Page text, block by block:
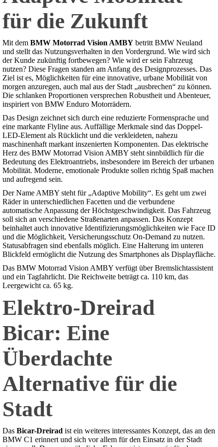
für die Zukunft
Mit dem BMW Motorrad Vision AMBY betritt BMW Neuland
und stellt das Nutzungsverhalten in den Vordergrund. Wie wird sich
der Kunde zukünftig fortbewegen? Wie wird er sein Fahrzeug
nutzen? Diese Fragen standen am Anfang des Designprozesses. Das
Ziel ist es, Möglichkeiten für eine innovative, urbane Mobilität von
morgen anzuregen, auch mal aus der Stadt „ausbrechen“ zu können.
Die schlanken Proportionen versprechen Robustheit und Abenteuer,
inspiriert von BMW Enduro Motorrädern.
Das Design zeichnet sich durch eine reduzierte Formensprache und
eine markante Flyline aus. Auffällige Merkmale sind das Doppel-
LED-Element als Rücklicht und die verkleideten, nahezu
maschinenhaft markant inszenierten Komponenten. Das elektrische
Herz des BMW Motorrad Vision AMBY steht sinnbildlich für die
Bedeutung des Elektroantriebs, insbesondere im Bereich der urbanen
Mobilität. Moderne, emotionale Produkte sollen richtig Spaß machen
und aufregend sein.
Der Name AMBY steht für „Adaptive Mobility“. Es geht um zwei
Räder in unterschiedlichen Facetten und die verbundene
automatische Anpassung der Höchstgeschwindigkeit. Das Fahrzeug
soll sich an verschiedene Straßenarten anpassen. Das Konzept
beinhaltet auch innovative Identifizierungsmöglichkeiten wie Face ID
und die Möglichkeit, Versicherungsschutz On-Demand zu nutzen.
Statusabfragen sind ebenfalls möglich. Eine Halterung im unteren
Blickfeld ermöglicht die Nutzung des Smartphones als Displayfläche.
Das BMW Motorrad Vision AMBY verfügt über Bremslichtassistent
und ein Tagfahrlicht. Die Reichweite beträgt ca. 110 km, das
Leergewicht ca. 65 kg.
Elektro-Dreirad
Bicar: Eine
Überdachte
Alternative für die
Stadt
Das Bicar-Dreirad ist ein weiteres interessantes Konzept, das an den
BMW C1 erinnert und sich vor allem für den Einsatz in der Stadt